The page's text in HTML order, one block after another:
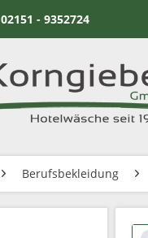
02151 - 9352724
Berufsbekleidung